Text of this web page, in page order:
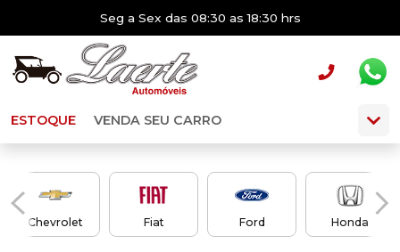
Seg a Sex das 08:30 as 18:30 hrs
ESTOQUE VENDA SEU CARRO
Chevrolet Fiat Ford Honda